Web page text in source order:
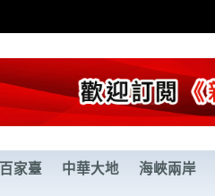
百家臺 中華大地 海峽兩岸